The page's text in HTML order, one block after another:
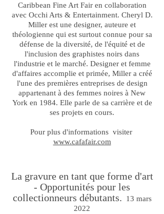
Caribbean Fine Art Fair en collaboration
avec Occhi Arts & Entertainment. Cheryl D.
Miller est une designer, auteure et
théologienne qui est surtout connue pour sa
défense de la diversité, de l'équité et de
l'inclusion des graphistes noirs dans
l'industrie et le marché. Designer et femme
d'affaires accomplie et primée, Miller a créé
l'une des premières entreprises de design
appartenant à des femmes noires à New
York en 1984. Elle parle de sa carrière et de
ses projets en cours.
Pour plus d'informations visiter
www.cafafair.com
La gravure en tant que forme d'art
- Opportunités pour les
collectionneurs débutants.
13 mars
2022